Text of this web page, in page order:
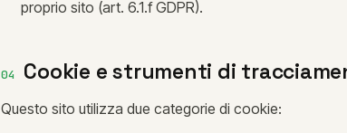
proprio sito (art. 6.1.f GDPR).
04 Cookie e strumenti di
Questo sito utilizza due categorie di cookie: